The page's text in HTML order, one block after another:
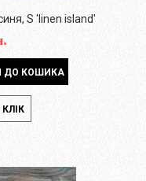
S 'linen island'